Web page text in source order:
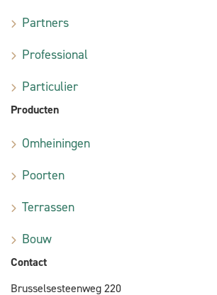
Partners
Professional
Particulier
Producten
Omheiningen
Poorten
Terrassen
Bouw
Contact
Brusselsesteenweg 220